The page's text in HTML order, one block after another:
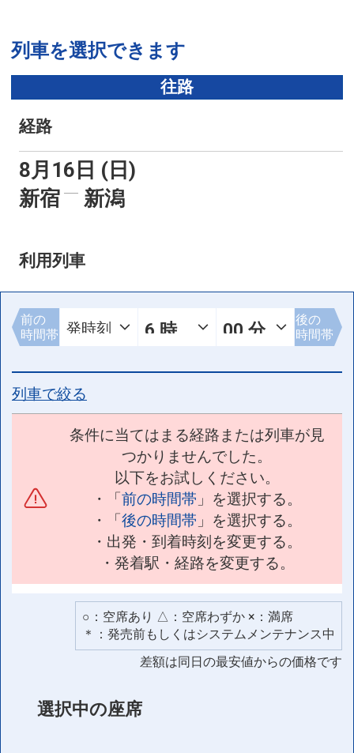
列車を選択できます
往路
経路
8月16日 (日)
新宿
新潟
利用列車
前の
時間帯
後の
時間帯
列車で絞る
条件に当てはまる経路または列車が見
つかりませんでした。
以下をお試しください。
・「前の時間帯 」を選択する。
・「後の時間帯 」を選択する。
・出発・到着時刻を変更する。
・発着駅・経路を変更する。
○：空席あり △：空席わずか ×：満席
＊：発売前もしくはシステムメンテナンス中
差額は同日の最安値からの価格です
選択中の座席